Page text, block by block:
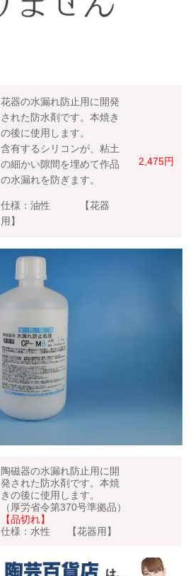
花器の水漏れ防止用に開発
された防水剤です。本焼き
の後に使用します。
含有するシリコンが、粘土
の細かい隙間を埋めて作品
の水漏れを防ぎます。
仕様：油性 【花器
用】
2,475円
陶磁器の水漏れ防止用に開
発された防水剤です。本焼
きの後に使用します。
（厚労省令第370号準拠品）
【品切れ】
仕様：水性 【花器用】